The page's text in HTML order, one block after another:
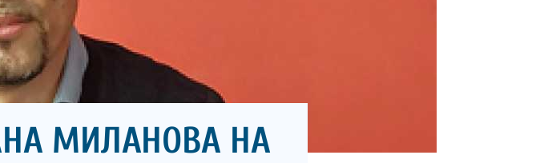
МИЛАНОВА НА